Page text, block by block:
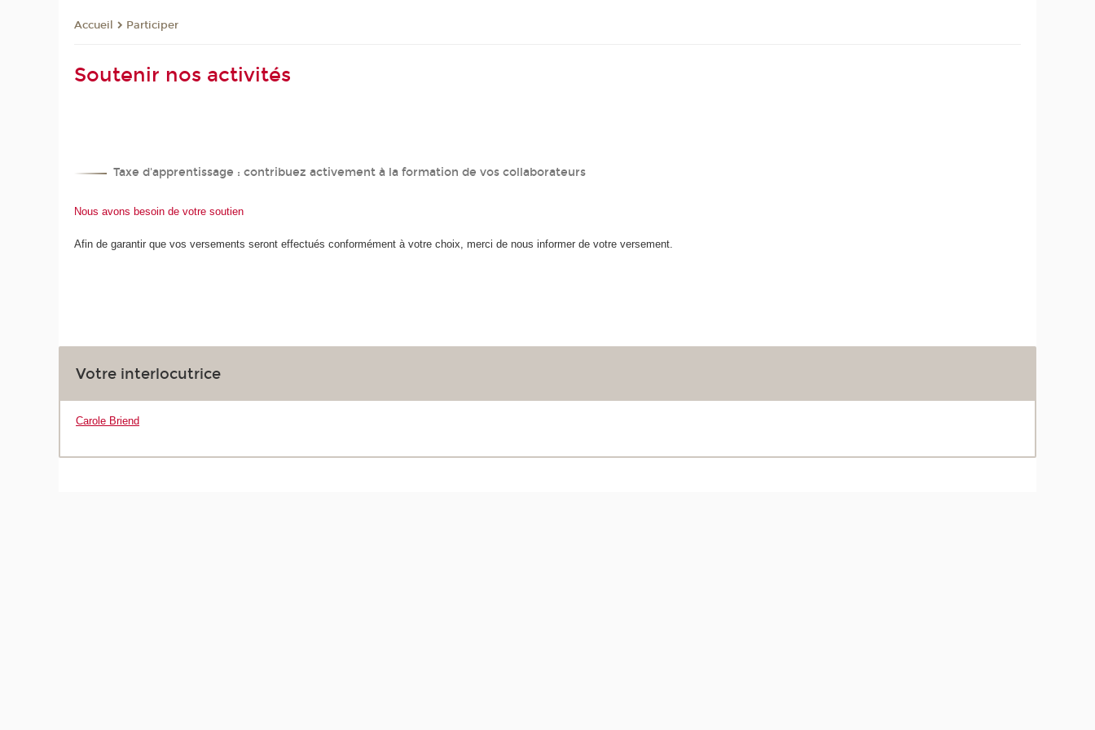
Accueil Participer
Soutenir nos activités
Taxe d'apprentissage : contribuez activement à la formation de vos collaborateurs
Nous avons besoin de votre soutien
Afin de garantir que vos versements seront effectués conformément à votre choix, merci de nous informer de votre versement.
Votre interlocutrice
Carole Briend